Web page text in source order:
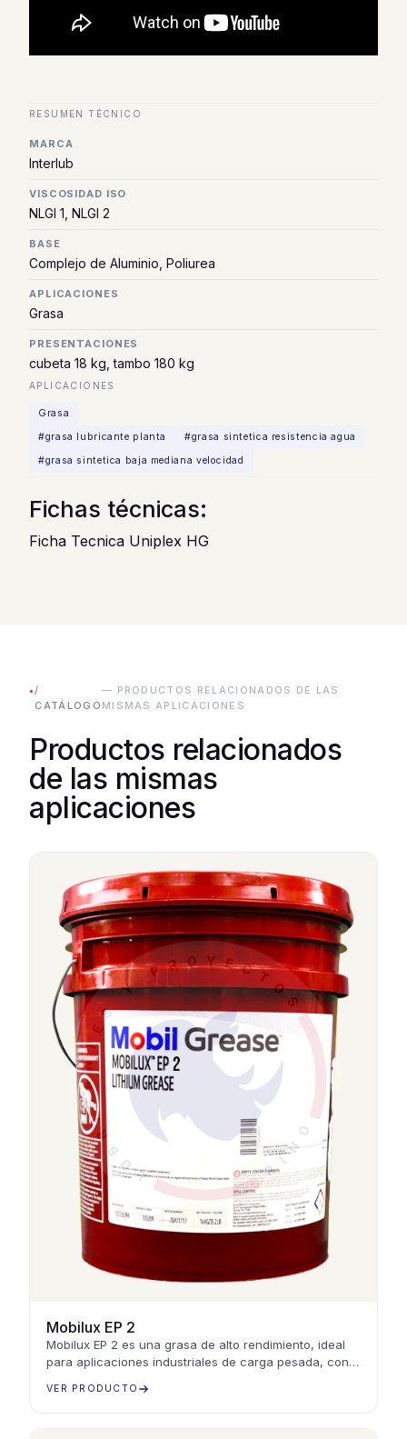
RESUMEN TÉCNICO
MARCA
Interlub
VISCOSIDAD ISO
NLGI 1, NLGI 2
BASE
Complejo de Aluminio, Poliurea
APLICACIONES
Grasa
PRESENTACIONES
cubeta 18 kg, tambo 180 kg
APLICACIONES
Grasa
#grasa lubricante planta
#grasa sintetica resistencia agua
#grasa sintetica baja mediana velocidad
Fichas técnicas:
Ficha Tecnica Uniplex HG
• /
CATÁLOGO
— PRODUCTOS RELACIONADOS DE LAS
MISMAS APLICACIONES
Productos relacionados
de las mismas
aplicaciones
Mobilux EP 2
Mobilux EP 2 es una grasa de alto rendimiento, ideal
para aplicaciones industriales de carga pesada, con
VER PRODUCTO